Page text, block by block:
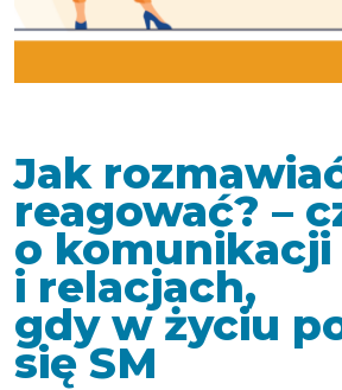
Jak
reagować? –
o komunikacji
i relacjach,
gdy w życiu
się SM